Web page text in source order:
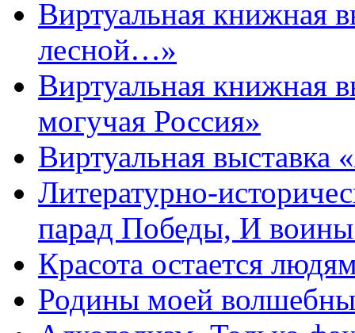
Виртуальная книжная
лесной…»
Виртуальная книжная
могучая Россия»
Виртуальная
Литературно-
парад Победы, И
Красота остается
Родины моей